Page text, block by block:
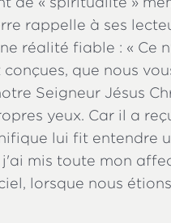
rappelle à ses
réalité fiable : « Ce
que nous
Seigneur Jésus
yeux. Car il a
lui fit entendre
mis toute mon
lorsque nous